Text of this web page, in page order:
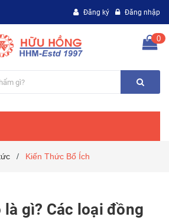
Đăng ký Đăng nhập
0
/ Kiến Thức Bổ Ích
gì? Các loại đồng